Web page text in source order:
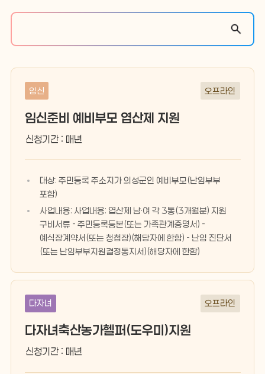
임신 오프라인
임신준비 예비부모 엽산제 지원
신청기간 : 매년
대상: 주민등록 주소지가 의성군인 예비부모(난임부부
포함)
사업내용: 사업내용: 엽산제 남·여 각 3통(3개월분) 지원
구비서류 - 주민등록등본(또는 가족관계증명서) -
예식장계약서(또는 청첩장)(해당자에 한함) - 난임 진단서
(또는 난임부부지원결정통지서)(해당자에 한함)
다자녀 오프라인
다자녀축산농가헬퍼(도우미)지원
신청기간 : 매년